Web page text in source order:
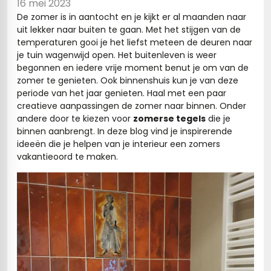
16 mei 2023
De zomer is in aantocht en je kijkt er al maanden naar
uit lekker naar buiten te gaan. Met het stijgen van de
temperaturen gooi je het liefst meteen de deuren naar
je tuin wagenwijd open. Het buitenleven is weer
begonnen en iedere vrije moment benut je om van de
zomer te genieten. Ook binnenshuis kun je van deze
periode van het jaar genieten. Haal met een paar
creatieve aanpassingen de zomer naar binnen. Onder
andere door te kiezen voor zomerse tegels die je
binnen aanbrengt. In deze blog vind je inspirerende
ideeën die je helpen van je interieur een zomers
vakantieoord te maken.
(kloostertegels)
tegels
tegels
wandtegels
betonlook
marmerlook
tegels